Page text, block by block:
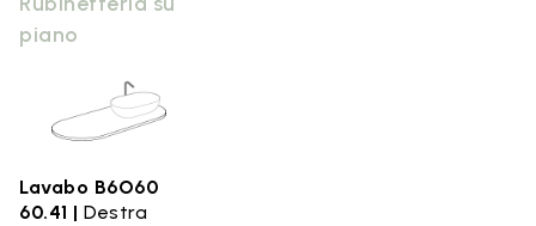
piano
Lavabo B6O60
60.41 | Destra